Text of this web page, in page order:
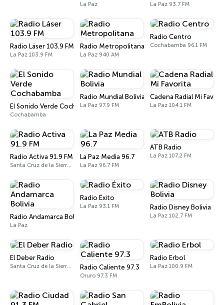
La Paz La Paz 93.7 FM
Radio Láser 103.9 FM
La Paz 103.9 FM
Radio Metropolitana
La Paz 940 AM
Radio Centro
Cochabamba 96.1 FM
El Sonido Verde Cochabamba
Cochabamba
Radio Mundial Bolivia
La Paz 97.9 FM
Cadena Radial Mi
La Paz 104.1 FM
Radio Activa 91.9 FM
Santa Cruz de la Sierra 91.9 FM
La Paz Media 96.7
La Paz 96.7 FM
ATB Radio
La Paz 107.2 FM
Radio Andamarca Bolivia
La Paz
Radio Éxito
La Paz 93.1 FM Radio Disney Bolivia
La Paz 102.7 FM
El Deber Radio
Santa Cruz de la Sierra 103.3 FM Radio Caliente 97.3
Oruro 97.3 FM
Radio Erbol
La Paz 100.9 FM